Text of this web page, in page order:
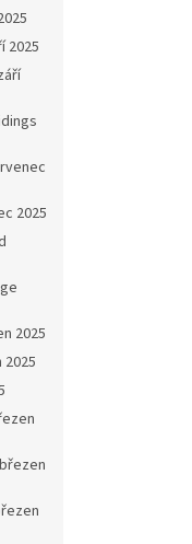
2025
2025
2025